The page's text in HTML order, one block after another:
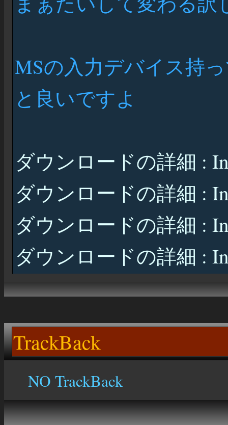
MSの入力デバイス持
と良いですよ
ダウンロードの詳細 :
ダウンロードの詳細 :
ダウンロードの詳細 :
ダウンロードの詳細 :
TrackBack
NO TrackBack